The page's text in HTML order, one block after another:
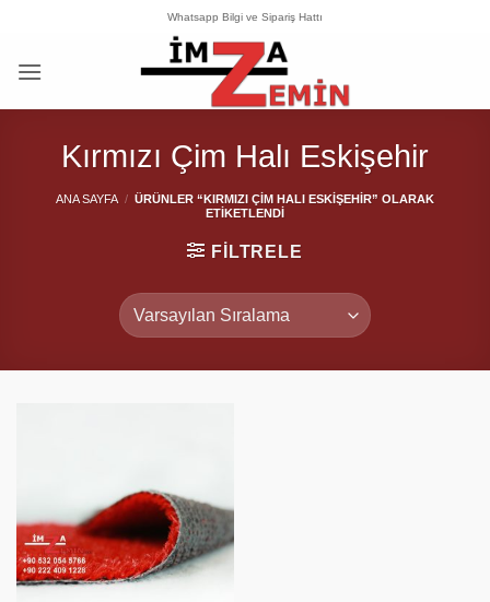
Whatsapp Bilgi ve Sipariş Hattı
Kırmızı Çim Halı Eskişehir
ANA SAYFA / ÜRÜNLER “KIRMIZI ÇIM HALI ESKIŞEHIR” OLARAK
ETIKETLENDI
FILTRELE